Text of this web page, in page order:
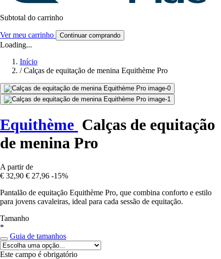
Subtotal do carrinho
Ver meu carrinho Continuar comprando
Loading...
Início
/ Calças de equitação de menina Equithème Pro
Equithème Calças de equitação
de menina Pro
A partir de
€ 32,90 € 27,96 -15%
Pantalão de equitação Equithème Pro, que combina conforto e estilo
para jovens cavaleiras, ideal para cada sessão de equitação.
Tamanho
*
Guia de tamanhos
Este campo é obrigatório